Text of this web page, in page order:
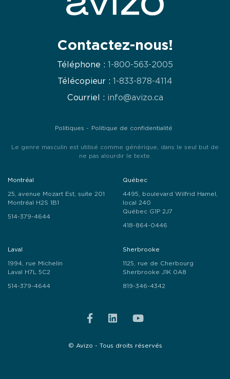
Contactez-nous!
Téléphone : 1-800-563-2005
Télécopieur : 1-833-878-4114
Courriel : info@avizo.ca
Politiques Politique de confidentialité
Le genre masculin est utilisé comme générique, dans le seul but de
ne pas alourdir le texte.
Montréal
25, avenue Mozart Est, suite 201
Montréal H2S 1B1
514-379-4644
Québec
4495, boulevard Wilfrid Hamel,
local 240
Québec G1P 2J7
418-864-0446
Laval
1994, rue Michelin
Laval H7L 5C2
514-379-4644
Sherbrooke
1125, rue de Cherbourg
Sherbrooke J1K 0A8
819-346-4342
© Avizo - Tous droits réservés